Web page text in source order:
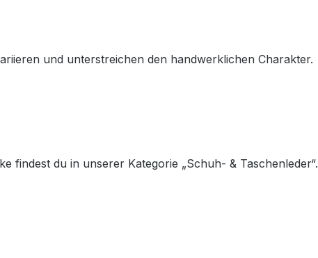
und unterstreichen den handwerklichen Charakter.
findest du in unserer Kategorie „Schuh- & Taschenleder“.